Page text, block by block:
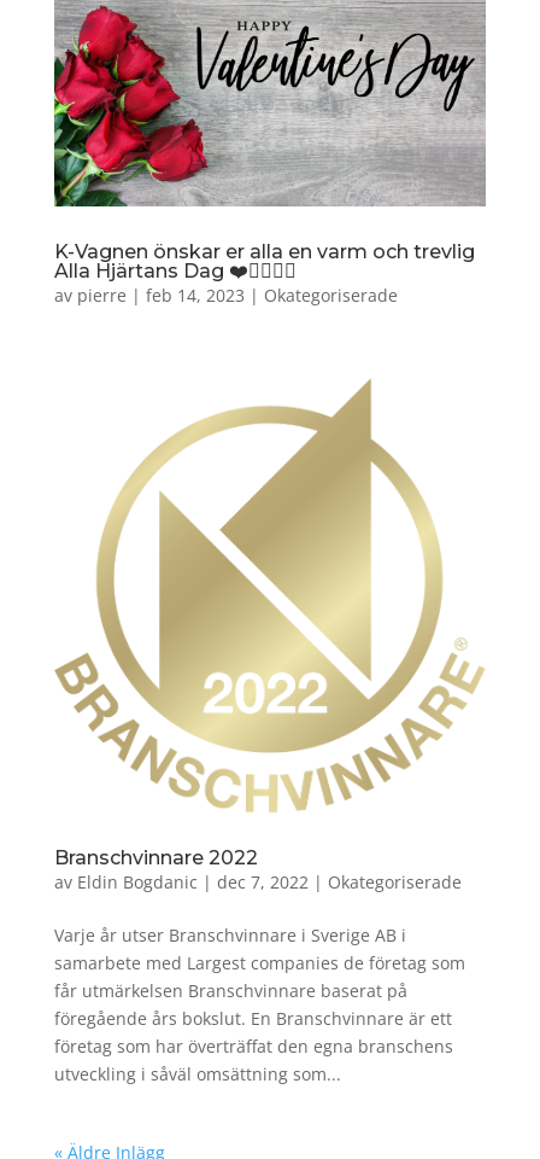
K-Vagnen önskar er alla en varm och trevlig
Alla Hjärtans Dag ❤️🏳️‍🌈🎈🌹
av pierre | feb 14, 2023 | Okategoriserade
Branschvinnare 2022
av Eldin Bogdanic | dec 7, 2022| Okategoriserade
Varje år utser Branschvinnare i Sverige AB i
samarbete med Largest companies de företag som
får utmärkelsen Branschvinnare baserat på
föregående års bokslut. En Branschvinnare är ett
företag som har överträffat den egna branschens
utveckling i såväl omsättning som...
« Äldre Inlägg